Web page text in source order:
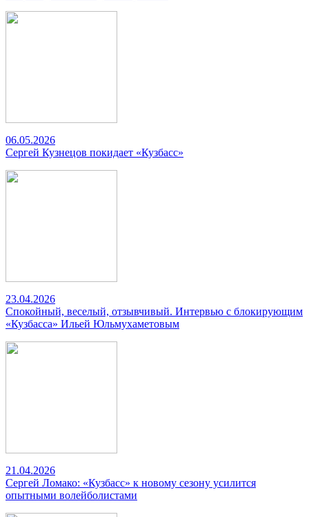
06.05.2026
Сергей Кузнецов покидает «Кузбасс»
23.04.2026
Спокойный, веселый, отзывчивый. Интервью с блокирующим
«Кузбасса» Ильей Юльмухаметовым
21.04.2026
Сергей Ломако: «Кузбасс» к новому сезону усилится
опытными волейболистами